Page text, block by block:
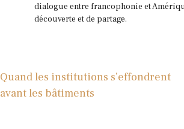
dialogue entre francophonie et
découverte et de partage.
Quand les institutions s’effondrent
avant les bâtiments